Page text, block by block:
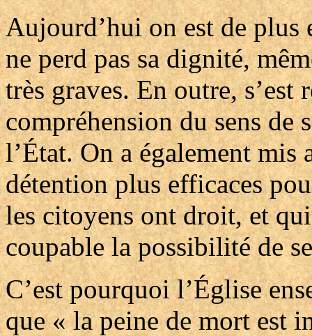
Aujourd’hui on est de plus
ne perd pas sa dignité,
très graves. En outre, s’est
compréhension du sens de
l’État. On a également mis
détention plus efficaces
les citoyens ont droit, et
coupable la possibilité de
C’est pourquoi l’Église
que « la peine de mort est